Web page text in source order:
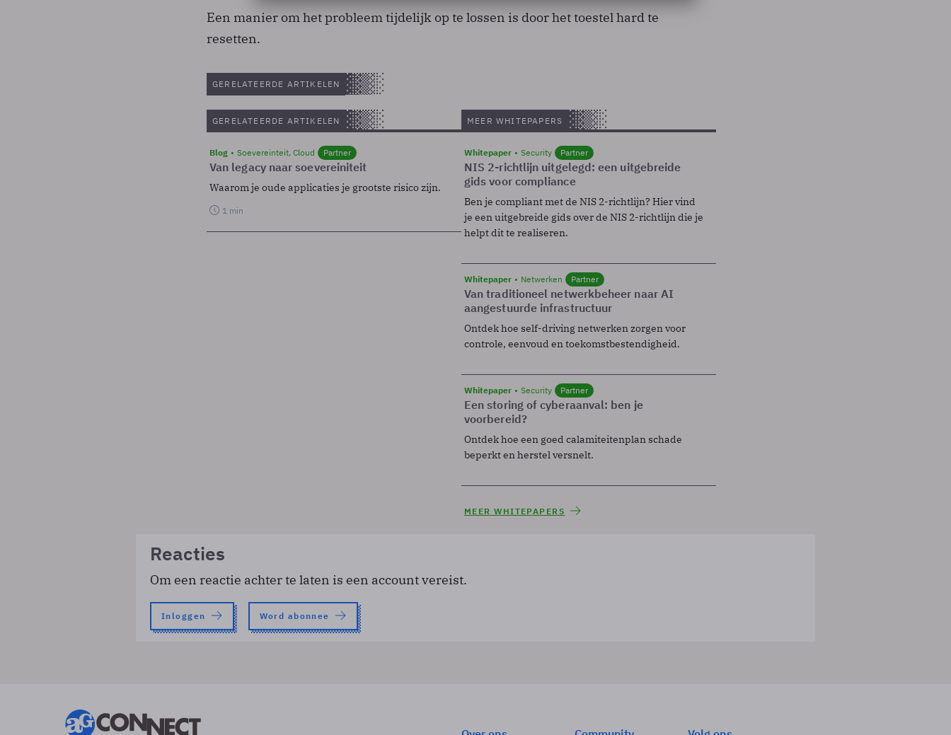
Een manier om het probleem tijdelijk op te lossen is door het toestel hard te
resetten.
GERELATEERDE ARTIKELEN
GERELATEERDE ARTIKELEN
Blog Soevereinteit, Cloud Partner
Van legacy naar soevereiniteit
Waarom je oude applicaties je grootste risico zijn.
1 min
MEER WHITEPAPERS
Whitepaper Security Partner
NIS 2-richtlijn uitgelegd: een uitgebreide
gids voor compliance
Ben je compliant met de NIS 2-richtlijn? Hier vind
je een uitgebreide gids over de NIS 2-richtlijn die je
helpt dit te realiseren.
Whitepaper Netwerken Partner
Van traditioneel netwerkbeheer naar AI
aangestuurde infrastructuur
Ontdek hoe self-driving netwerken zorgen voor
controle, eenvoud en toekomstbestendigheid.
Whitepaper Security Partner
Een storing of cyberaanval: ben je
voorbereid?
Ontdek hoe een goed calamiteitenplan schade
beperkt en herstel versnelt.
MEER WHITEPAPERS
Reacties
Om een reactie achter te laten is een account vereist.
Inloggen Word abonnee